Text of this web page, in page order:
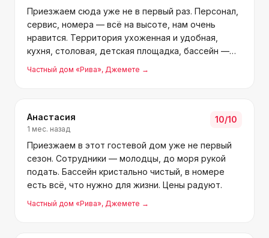
Приезжаем сюда уже не в первый раз. Персонал,
сервис, номера — всё на высоте, нам очень
нравится. Территория ухоженная и удобная,
кухня, столовая, детская площадка, бассейн —
всё радует. В номерах удобно, атмосфера
Частный дом «Рива», Джемете →
Анастасия
1 мес. назад
10/10
Приезжаем в этот гостевой дом уже не первый
сезон. Сотрудники — молодцы, до моря рукой
подать. Бассейн кристально чистый, в номере
есть всё, что нужно для жизни. Цены радуют.
Частный дом «Рива», Джемете →